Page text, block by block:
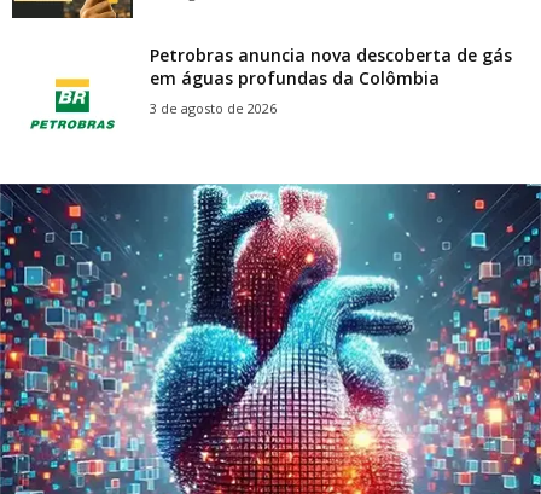
Petrobras anuncia nova descoberta de gás
em águas profundas da Colômbia
3 de agosto de 2026